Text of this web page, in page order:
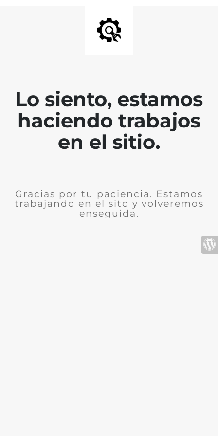
Lo siento, estamos
haciendo trabajos
en el sitio.
Gracias por tu paciencia. Estamos
trabajando en el sito y volveremos
enseguida.